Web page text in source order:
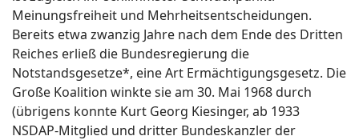
Meinungsfreiheit und Mehrheitsentscheidungen.
Bereits etwa zwanzig Jahre nach dem Ende des Dritten
Reiches erließ die Bundesregierung die
Notstandsgesetze*, eine Art Ermächtigungsgesetz. Die
Große Koalition winkte sie am 30. Mai 1968 durch
(übrigens konnte Kurt Georg Kiesinger, ab 1933
NSDAP-Mitglied und dritter Bundeskanzler der